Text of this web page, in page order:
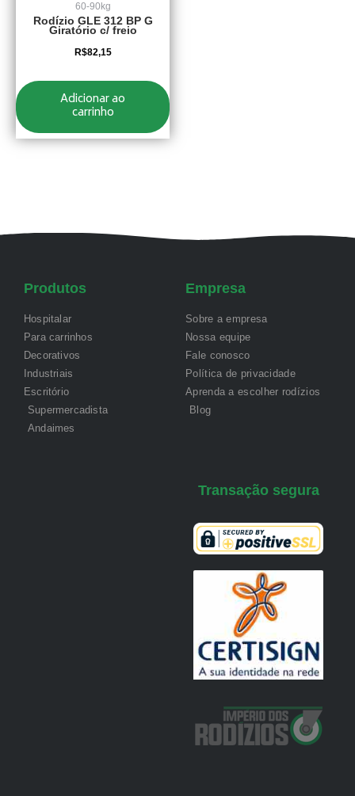
60-90kg
Rodízio GLE 312 BP G
Giratório c/ freio
R$82,15
Adicionar ao
carrinho
Produtos
Hospitalar
Para carrinhos
Decorativos
Industriais
Escritório
Supermercadista
Andaimes
Empresa
Sobre a empresa
Nossa equipe
Fale conosco
Política de privacidade
Aprenda a escolher rodízios
Blog
Transação segura